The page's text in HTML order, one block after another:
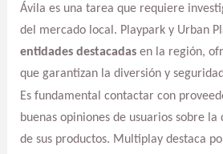
Ávila es una tarea que requiere
del mercado local. Playpark y Urban
entidades destacadasen la región,
que garantizan la diversión y
Es fundamental contactar con
buenas opiniones de usuarios sobre
de sus productos. Multiplay destaca